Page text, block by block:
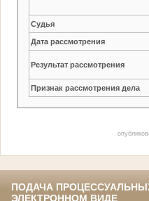
Судья
Дата рассмотрения
Результат рассмотрения
Признак рассмотрения дела
ПОДАЧА
ЭЛЕКТРОННОМ ВИДЕ